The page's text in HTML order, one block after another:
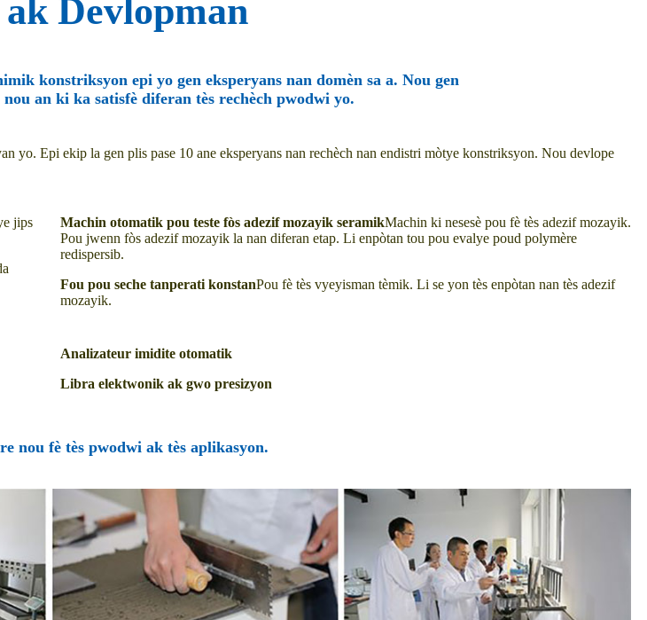
Devlopman
konstriksyon epi yo gen eksperyans nan domèn sa a. Nou gen
an ki ka satisfè diferan tès rechèch pwodwi yo.
yo. Epi ekip la gen plis pase 10 ane eksperyans nan rechèch nan endistri mòtye konstriksyon. Nou devlope
jips
Machin otomatik pou teste fòs adezif mozayik seramikMachin ki nesesè pou fè tès adezif mozayik.
Pou jwenn fòs adezif mozayik la nan diferan etap. Li enpòtan tou pou evalye poud polymère
redispersib.
Fou pou seche tanperati konstanPou fè tès vyeyisman tèmik. Li se yon tès enpòtan nan tès adezif
mozayik.
Analizateur imidite otomatik
Libra elektwonik ak gwo presizyon
nou fè tès pwodwi ak tès aplikasyon.